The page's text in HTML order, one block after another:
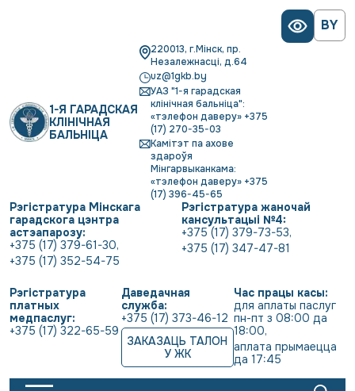
BY
1-Я ГАРАДСКАЯ
КЛІНІЧНАЯ
БАЛЬНІЦА
220013, г.Мінск, пр.
Незалежнасці, д.64
uz@1gkb.by
УАЗ "1-я гарадская
клінічная бальніца":
«тэлефон даверу» +375
(17) 270-35-03
Камітэт па ахове
здароўя
Мінгарвыканкама:
«тэлефон даверу» +375
(17) 396-45-65
Рэгістратура Мінскага
гарадскога цэнтра
астэапарозу:
+375 (17) 379-61-30,
+375 (17) 352-54-75
Рэгістратура жаночай
кансультацыі №4:
+375 (17) 379-73-53,
+375 (17) 347-47-81
Рэгістратура
платных
медпаслуг:
+375 (17) 322-65-59
Даведачная
служба:
+375 (17) 373-46-12
ЗАКАЗАЦЬ ТАЛОН
У ЖК
Час працы касы:
для аплаты паслуг
пн-пт з 08:00 да
18:00,
аплата прымаецца
да 17:45